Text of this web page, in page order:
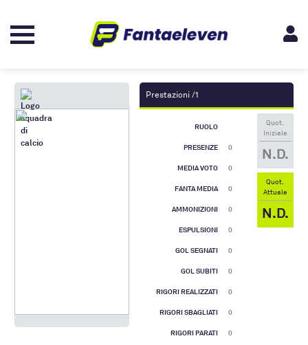
Prestazioni /1
RUOLO
PRESENZE 0
MEDIA VOTO 0
FANTA MEDIA 0
AMMONIZIONI 0
ESPULSIONI 0
GOL SEGNATI 0
GOL SUBITI 0
RIGORI REALIZZATI 0
RIGORI SBAGLIATI 0
RIGORI PARATI 0
Quot.
Iniziale
N.D.
Quot.
Attuale
N.D.